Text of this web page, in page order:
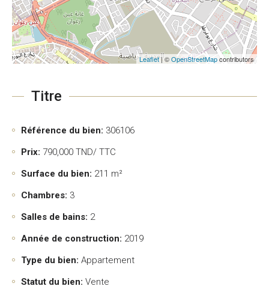
Leaflet| ©OpenStreetMapcontributors
Titre
Référence du bien: 306106
Prix: 790,000 TND/ TTC
Surface du bien: 211 m²
Chambres: 3
Salles de bains: 2
Année de construction: 2019
Type du bien: Appartement
Statut du bien: Vente